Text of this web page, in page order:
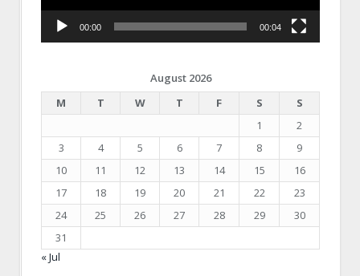
00:00 00:04
August 2026
M
T W T F S
S
1
2
3
4 5 6 7 8
9
10
11 12 13 14 15
16
17
18 19 20 21 22
23
24
25 26 27 28 29
30
31
« Jul